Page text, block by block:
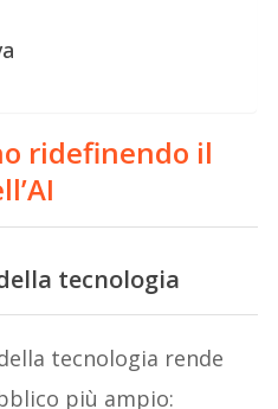
ridefinendo il
tecnologia
tecnologia rende
più ampio: